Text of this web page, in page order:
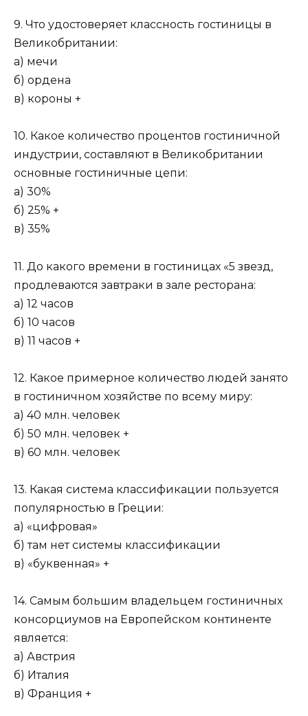
9. Что удостоверяет классность гостиницы в
Великобритании:
а) мечи
б) ордена
в) короны +
10. Какое количество процентов гостиничной
индустрии, составляют в Великобритании
основные гостиничные цепи:
а) 30%
б) 25% +
в) 35%
11. До какого времени в гостиницах «5 звезд,
продлеваются завтраки в зале ресторана:
а) 12 часов
б) 10 часов
в) 11 часов +
12. Какое примерное количество людей занято
в гостиничном хозяйстве по всему миру:
а) 40 млн. человек
б) 50 млн. человек +
в) 60 млн. человек
13. Какая система классификации пользуется
популярностью в Греции:
а) «цифровая»
б) там нет системы классификации
в) «буквенная» +
14. Самым большим владельцем гостиничных
консорциумов на Европейском континенте
является:
а) Австрия
б) Италия
в) Франция +